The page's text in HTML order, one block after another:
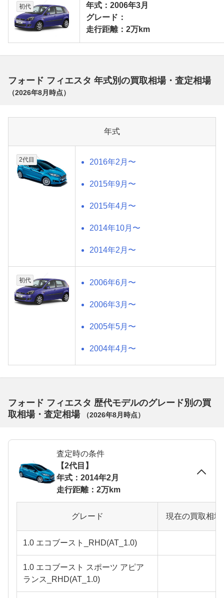
初代
年式：2006年3月
グレード：
走行距離：2万km
フォード フィエスタ 年式別の買取相場・査定相場
（2026年8月 時点）
年式
2代目 2016年2月〜
2015年9月〜
2015年4月〜
2014年10月〜
2014年2月〜
初代 2006年6月〜
2006年3月〜
2005年5月〜
2004年4月〜
フォード フィエスタ 歴代モデルのグレード別の買
取相場・査定相場
（2026年8月 時点）
査定時の条件
【2代目】
年式：2014年2月
走行距離：2万km
グレード 現在の買取相
1.0 エコブースト_RHD(AT_1.0)
1.0 エコブースト スポーツ アピア
ランス_RHD(AT_1.0)